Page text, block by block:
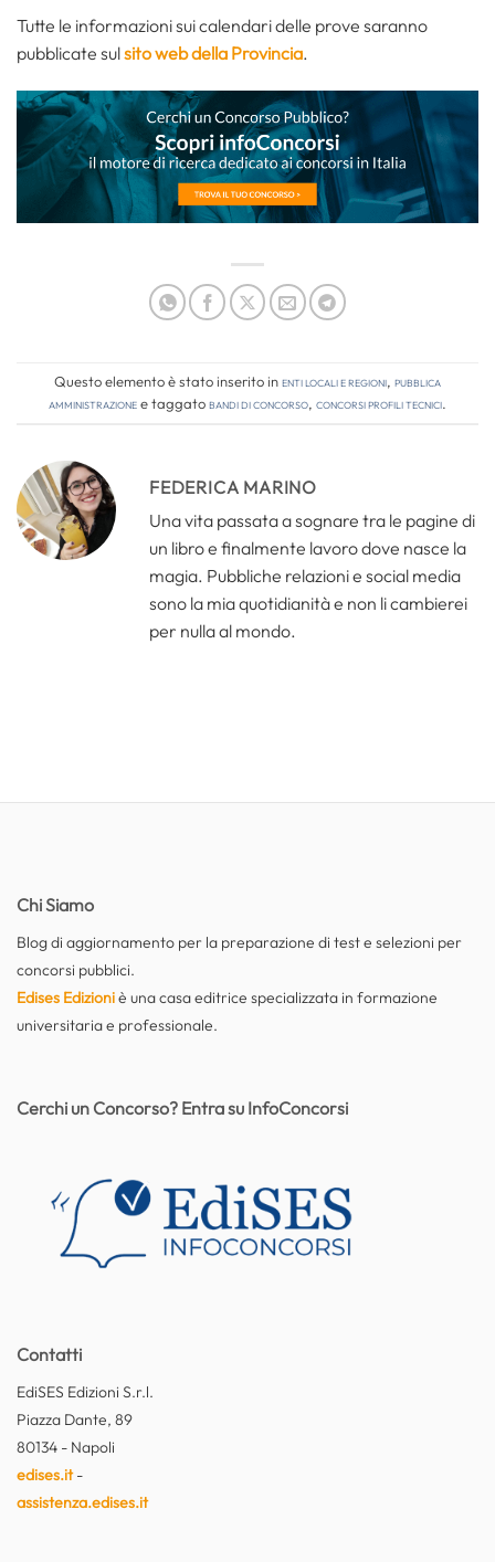
Tutte le informazioni sui calendari delle prove saranno
pubblicate sulsito web della Provincia.
Questo elemento è stato inserito inEnti locali e regioni, Pubblica
amministrazionee taggatobandi di concorso, concorsi profili tecnici.
FEDERICA MARINO
Una vita passata a sognare tra le pagine di
un libro e finalmente lavoro dove nasce la
magia. Pubbliche relazioni e social media
sono la mia quotidianità e non li cambierei
per nulla al mondo.
Chi Siamo
Blog di aggiornamento per la preparazione di test e selezioni per
concorsi pubblici.
Edises Edizioniè una casa editrice specializzata in formazione
universitaria e professionale.
Contatti
EdiSES Edizioni S.r.l.
Piazza Dante, 89
80134 - Napoli
edises.it-
assistenza.edises.it
Cerchi un Concorso? Entra su InfoConcorsi